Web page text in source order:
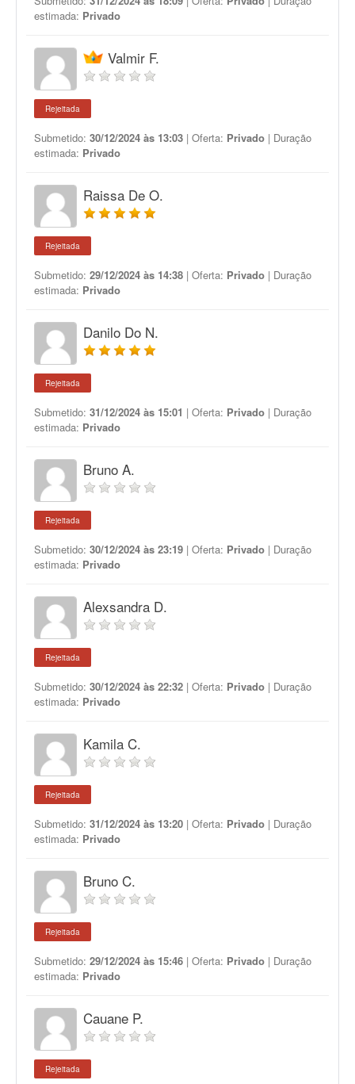
estimada: Privado
Valmir F.
Rejeitada
Submetido: 30/12/2024 às 13:03 | Oferta: Privado | Duração
estimada: Privado
Raissa De O.
Rejeitada
Submetido: 29/12/2024 às 14:38 | Oferta: Privado | Duração
estimada: Privado
Danilo Do N.
Rejeitada
Submetido: 31/12/2024 às 15:01 | Oferta: Privado | Duração
estimada: Privado
Bruno A.
Rejeitada
Submetido: 30/12/2024 às 23:19 | Oferta: Privado | Duração
estimada: Privado
Alexsandra D.
Rejeitada
Submetido: 30/12/2024 às 22:32 | Oferta: Privado | Duração
estimada: Privado
Kamila C.
Rejeitada
Submetido: 31/12/2024 às 13:20 | Oferta: Privado | Duração
estimada: Privado
Bruno C.
Rejeitada
Submetido: 29/12/2024 às 15:46 | Oferta: Privado | Duração
estimada: Privado
Cauane P.
Rejeitada